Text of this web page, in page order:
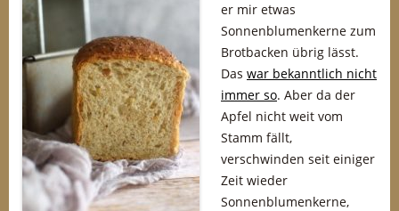
er mir etwas
Sonnenblumenkerne zum
Brotbacken übrig lässt.
Das war bekanntlich nicht
immer so. Aber da der
Apfel nicht weit vom
Stamm fällt,
verschwinden seit einiger
Zeit wieder
Sonnenblumenkerne,